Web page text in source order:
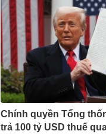
Chính quyền Tổng
trả 100 tỷ USD thuế